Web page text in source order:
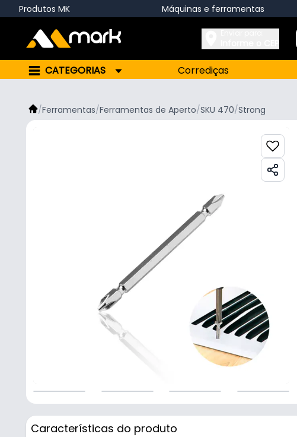
Produtos MK Máquinas e ferramentas
CATEGORIAS Corrediças
/Ferramentas/Ferramentas de Aperto/SKU 470/Strong
Características do produto